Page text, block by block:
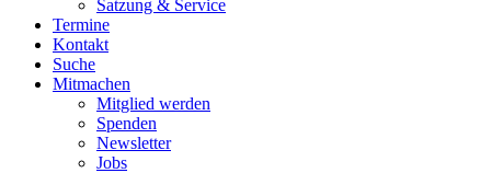
Satzung & Service
Termine
Kontakt
Suche
Mitmachen
Mitglied werden
Spenden
Newsletter
Jobs